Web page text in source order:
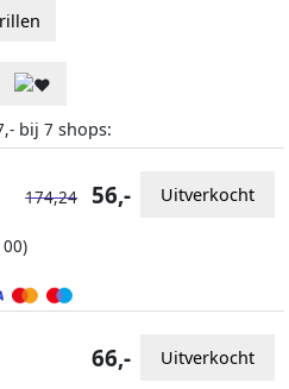
bij 7 shops:
174,24 56,- Uitverkocht
66,- Uitverkocht